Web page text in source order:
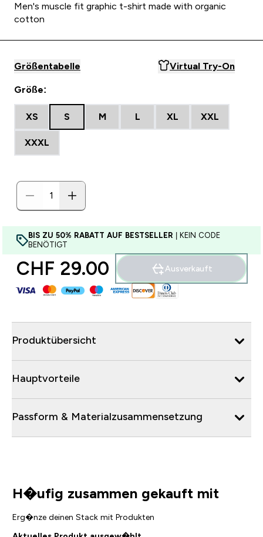
Men's muscle fit graphic t-shirt made with organic
cotton
Größentabelle Virtual Try-On
Größe:
XS S M L XL XXL
XXXL
BIS ZU 50% RABATT AUF BESTSELLER | KEIN CODE
BENÖTIGT
CHF 29.00‎ Ausverkauft
Produktübersicht
Hauptvorteile
Passform & Materialzusammensetzung
H�ufig zusammen gekauft mit
Erg�nze deinen Stack mit Produkten